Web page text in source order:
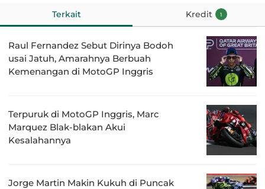
Terkait Kredit 1
Raul Fernandez Sebut Dirinya Bodoh
usai Jatuh, Amarahnya Berbuah
Kemenangan di MotoGP Inggris
Terpuruk di MotoGP Inggris, Marc
Marquez Blak-blakan Akui
Kesalahannya
Jorge Martin Makin Kukuh di Puncak